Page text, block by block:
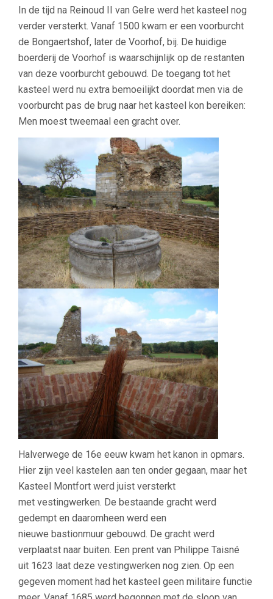
In de tijd na Reinoud II van Gelre werd het kasteel nog
verder versterkt. Vanaf 1500 kwam er een voorburcht
de Bongaertshof, later de Voorhof, bij. De huidige
boerderij de Voorhof is waarschijnlijk op de restanten
van deze voorburcht gebouwd. De toegang tot het
kasteel werd nu extra bemoeilijkt doordat men via de
voorburcht pas de brug naar het kasteel kon bereiken:
Men moest tweemaal een gracht over.
Halverwege de 16e eeuw kwam het kanon in opmars.
Hier zijn veel kastelen aan ten onder gegaan, maar het
Kasteel Montfort werd juist versterkt
met vestingwerken. De bestaande gracht werd
gedempt en daaromheen werd een
nieuwe bastionmuur gebouwd. De gracht werd
verplaatst naar buiten. Een prent van Philippe Taisné
uit 1623 laat deze vestingwerken nog zien. Op een
gegeven moment had het kasteel geen militaire functie